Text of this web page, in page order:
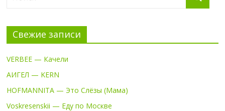
Свежие записи
VERBEE — Качели
АИГЕЛ — KERN
HOFMANNITA — Это Слёзы (Мама)
Voskresenskii — Еду по Москве